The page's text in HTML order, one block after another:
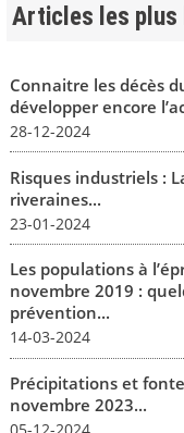
Articles les plus
Connaitre les décès
développer encore
28-12-2024
Risques industriels :
riveraines...
23-01-2024
Les populations à
novembre 2019 :
prévention...
14-03-2024
Précipitations et
novembre 2023...